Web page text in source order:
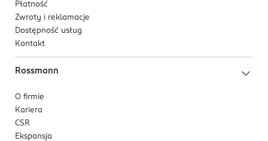
Płatność
Zwroty i reklamacje
Dostępność usług
Kontakt
Rossmann
O firmie
Kariera
CSR
Ekspansja